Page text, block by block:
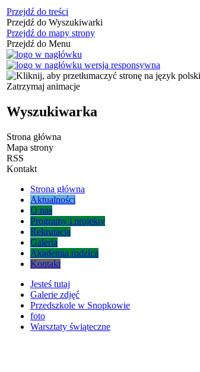
Przejdź do treści
Przejdź do Wyszukiwarki
Przejdź do mapy strony
Przejdź do Menu
Zatrzymaj animacje
Wyszukiwarka
Strona główna
Mapa strony
RSS
Kontakt
Strona główna
Aktualności
O nas
Programy i projekty
Rekrutacja
Galeria
Akademia rodzica
Kontakt
Jesteś tutaj
Galerie zdjęć
Przedszkole w Snopkowie
foto
Warsztaty świąteczne